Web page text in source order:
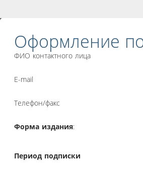
Оформление
ФИО контактного лица
E-mail
Телефон/факс
Форма издания:
Период подписки